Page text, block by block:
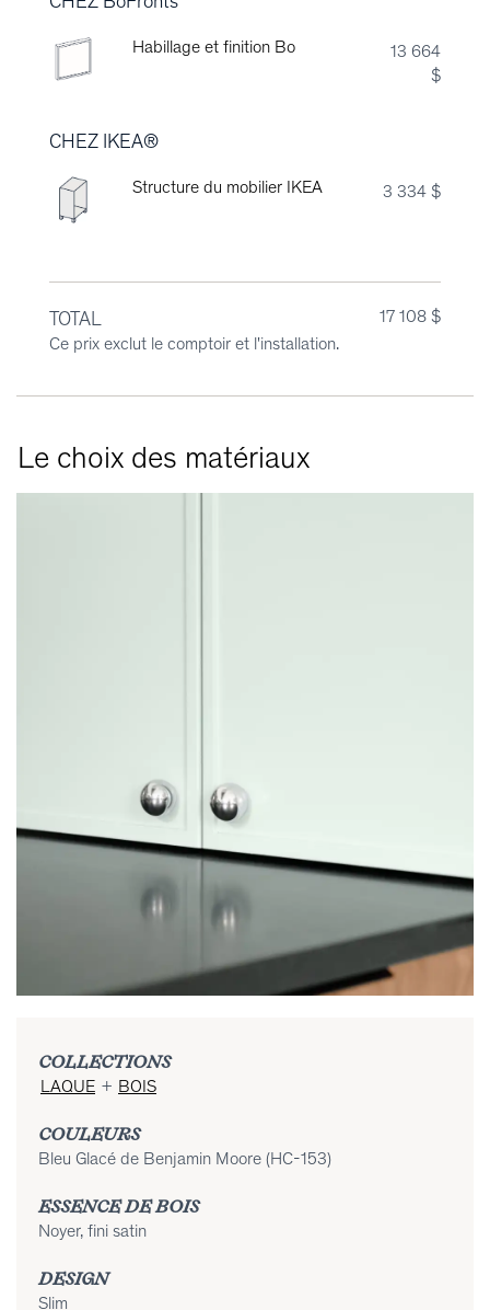
Habillage et finition Bo
13 664
$
CHEZ IKEA®
Structure du mobilier IKEA 3 334 $
TOTAL
17 108 $
Ce prix exclut le comptoir et l'installation.
Le choix des matériaux
COLLECTIONS
LAQUE + BOIS
COULEURS
Bleu Glacé de Benjamin Moore (HC-153)
ESSENCE DE BOIS
Noyer, fini satin
DESIGN
Slim